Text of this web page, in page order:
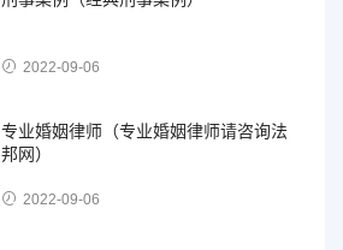
2022-09-06
专业婚姻律师（专业婚姻律师请咨询法
邦网）
2022-09-06